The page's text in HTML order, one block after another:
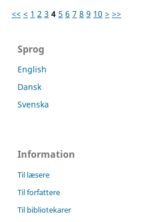
<< < 1 2 3 4 5 6 7 8 9 10 > >>
Sprog
English
Dansk
Svenska
Information
Til læsere
Til forfattere
Til bibliotekarer